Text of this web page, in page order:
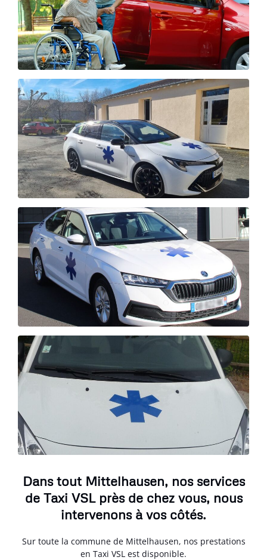
Dans tout Mittelhausen, nos services
de Taxi VSL près de chez vous, nous
intervenons à vos côtés.
Sur toute la commune de Mittelhausen, nos prestations
en Taxi VSL est disponible.